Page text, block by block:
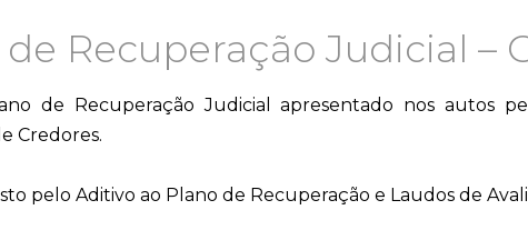
Recuperação Judicial –
de Recuperação Judicial apresentado nos autos
Credores.
pelo Aditivo ao Plano de Recuperação e Laudos de